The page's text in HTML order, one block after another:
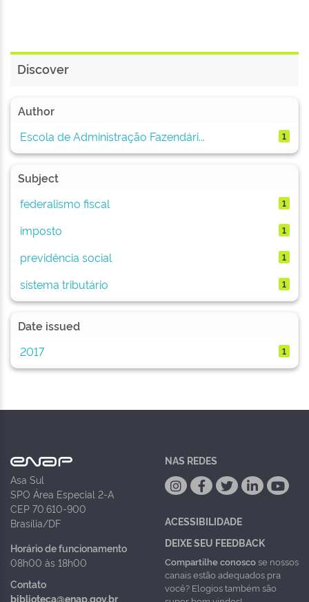
Discover
Author
Escola de Administração Fazendári...
1
Subject
federalismo fiscal
1
imposto 1
previdência social 1
sistema tributário 1
Date issued
2017
1
Asa Sul
SPO Área Especial 2-A
CEP 70.610-900
Brasília/DF
Horário de funcionamento
08h00 às 18h00
Contato
biblioteca@enap.gov.br
NAS REDES
ACESSIBILIDADE
DEIXE SEU FEEDBACK
Compartilhe conoscose nossos
canais estão adequados pra
você? Elogios também são